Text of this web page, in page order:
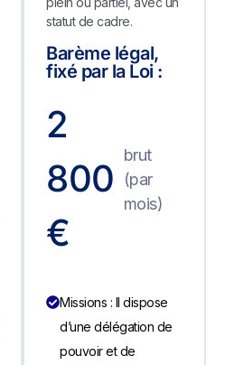
statut de cadre.
Barème légal,
fixé par la Loi :
2
800
€
brut
(par
mois)
Missions : Il dispose
d’une délégation de
pouvoir et de